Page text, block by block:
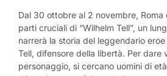
Dal 30 ottobre al 2 novembre,
parti cruciali di “Wilhelm Tell”, un
narrerà la storia del leggendario
Tell, difensore della libertà. Per dare
personaggio, si cercano uomini di